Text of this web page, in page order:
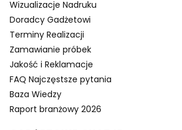
Wizualizacje Nadruku
Doradcy Gadżetowi
Terminy Realizacji
Zamawianie próbek
Jakość i Reklamacje
FAQ Najczęstsze pytania
Baza Wiedzy
Raport branżowy 2026